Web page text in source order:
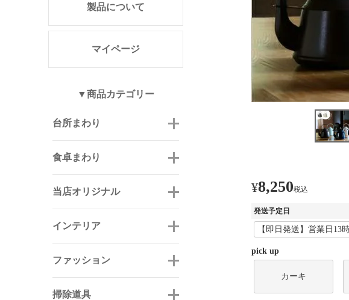
製品について
マイページ
▼商品カテゴリー
台所まわり
食卓まわり
当店オリジナル
インテリア
ファッション
掃除道具
¥8,250税込
発送予定日
pick up
カーキ